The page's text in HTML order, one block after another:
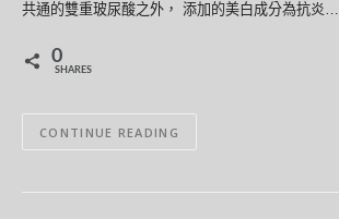
共通的雙重玻尿酸之外， 添加的美白成分為抗炎…
0
SHARES
CONTINUE READING